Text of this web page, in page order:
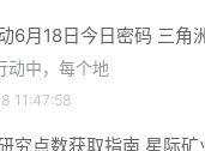
动中，每个地
11:47:58